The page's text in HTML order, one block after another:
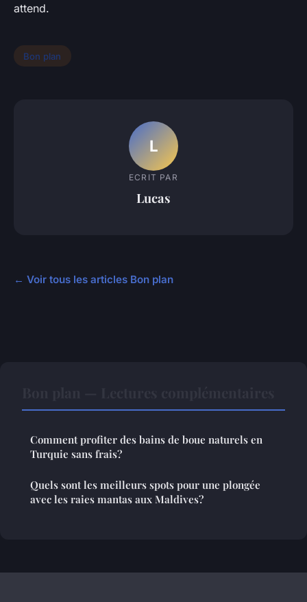
attend.
Bon plan
L
ECRIT PAR
Lucas
← Voir tous les articles Bon plan
Comment profiter des bains de boue naturels en
Turquie sans frais?
Quels sont les meilleurs spots pour une plongée
avec les raies mantas aux Maldives?